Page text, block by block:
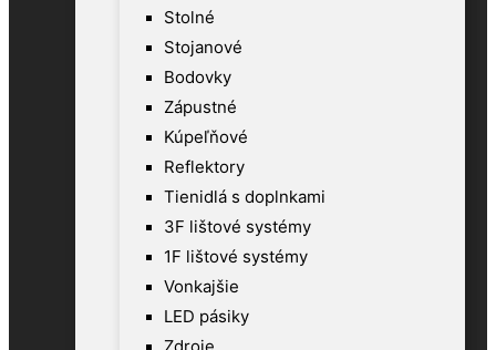
Stolné
Stojanové
Bodovky
Zápustné
Kúpeľňové
Reflektory
Tienidlá s doplnkami
3F lištové systémy
1F lištové systémy
Vonkajšie
LED pásiky